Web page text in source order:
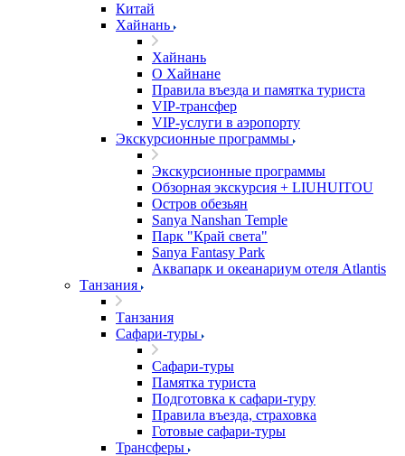
Китай
Хайнань
Хайнань
О Хайнане
Правила въезда и памятка туриста
VIP-трансфер
VIP-услуги в аэропорту
Экскурсионные программы
Экскурсионные программы
Обзорная экскурсия + LIUHUITOU
Остров обезьян
Sanya Nanshan Temple
Парк "Край света"
Sanya Fantasy Park
Аквапарк и океанариум отеля Atlantis
Танзания
Танзания
Сафари-туры
Сафари-туры
Памятка туриста
Подготовка к сафари-туру
Правила въезда, страховка
Готовые сафари-туры
Трансферы